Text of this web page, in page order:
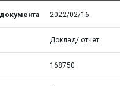
2022/02/16
Доклад/ отчет
168750